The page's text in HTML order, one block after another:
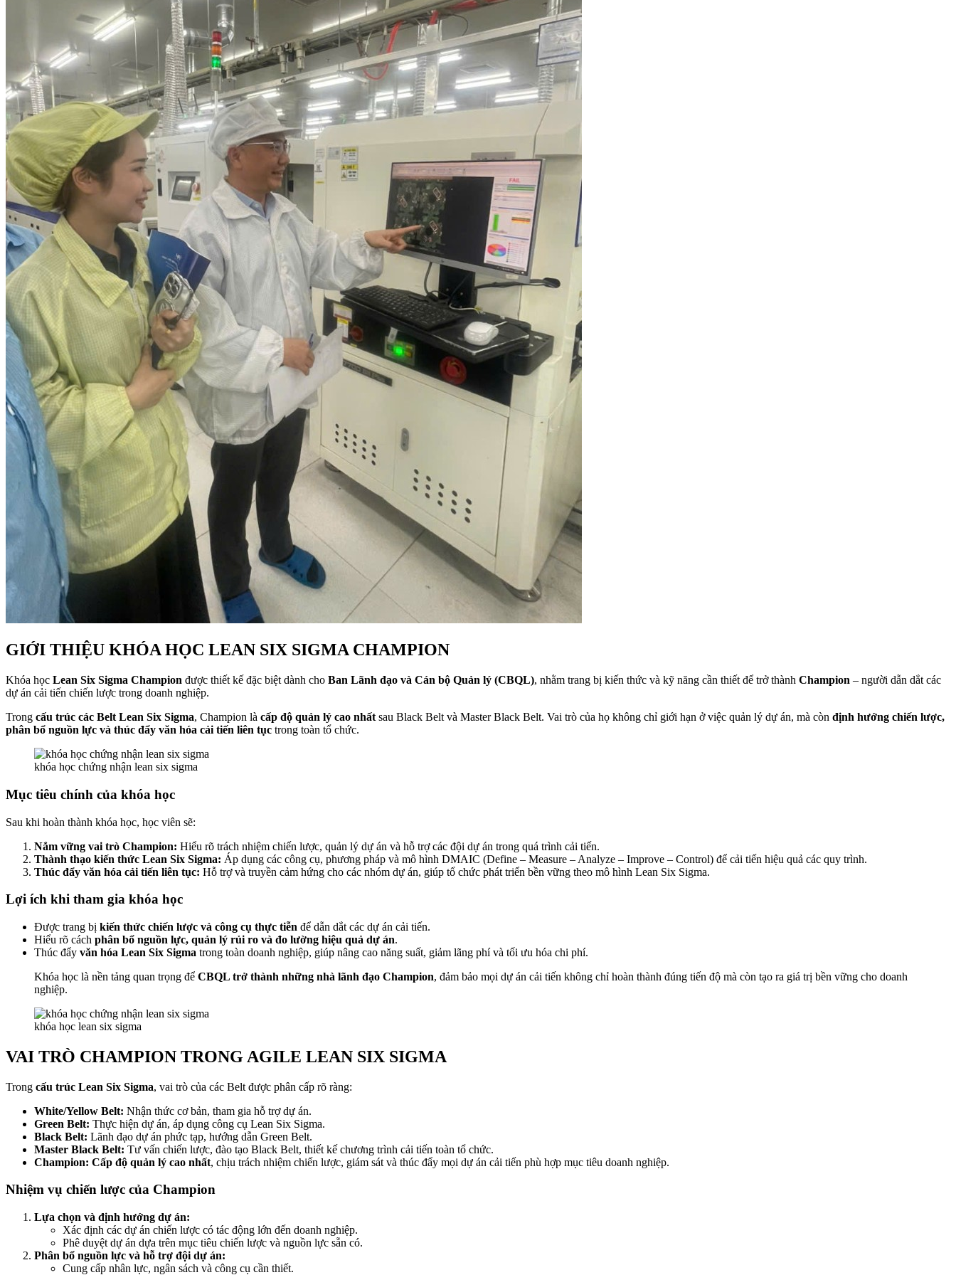
GIỚI THIỆU KHÓA HỌC LEAN SIX SIGMA CHAMPION
Khóa học Lean Six Sigma Champion được thiết kế đặc biệt dành cho Ban Lãnh đạo và Cán bộ Quản lý (CBQL), nhằm trang bị kiến thức và kỹ năng cần thiết để trở thành Champion – người dẫn dắt các
dự án cải tiến chiến lược trong doanh nghiệp.
Trong cấu trúc các Belt Lean Six Sigma, Champion là cấp độ quản lý cao nhất sau Black Belt và Master Black Belt. Vai trò của họ không chỉ giới hạn ở việc quản lý dự án, mà còn định hướng chiến lược,
phân bổ nguồn lực và thúc đẩy văn hóa cải tiến liên tục trong toàn tổ chức.
khóa học chứng nhận lean six sigma
Mục tiêu chính của khóa học
Sau khi hoàn thành khóa học, học viên sẽ:
Nắm vững vai trò Champion: Hiểu rõ trách nhiệm chiến lược, quản lý dự án và hỗ trợ các đội dự án trong quá trình cải tiến.
Thành thạo kiến thức Lean Six Sigma: Áp dụng các công cụ, phương pháp và mô hình DMAIC (Define – Measure – Analyze – Improve – Control) để cải tiến hiệu quả các quy trình.
Thúc đẩy văn hóa cải tiến liên tục: Hỗ trợ và truyền cảm hứng cho các nhóm dự án, giúp tổ chức phát triển bền vững theo mô hình Lean Six Sigma.
Lợi ích khi tham gia khóa học
Được trang bị kiến thức chiến lược và công cụ thực tiễn để dẫn dắt các dự án cải tiến.
Hiểu rõ cách phân bổ nguồn lực, quản lý rủi ro và đo lường hiệu quả dự án.
Thúc đẩy văn hóa Lean Six Sigma trong toàn doanh nghiệp, giúp nâng cao năng suất, giảm lãng phí và tối ưu hóa chi phí.
Khóa học là nền tảng quan trọng để CBQL trở thành những nhà lãnh đạo Champion, đảm bảo mọi dự án cải tiến không chỉ hoàn thành đúng tiến độ mà còn tạo ra giá trị bền vững cho doanh
nghiệp.
khóa học lean six sigma
VAI TRÒ CHAMPION TRONG AGILE LEAN SIX SIGMA
Trong cấu trúc Lean Six Sigma, vai trò của các Belt được phân cấp rõ ràng:
White/Yellow Belt: Nhận thức cơ bản, tham gia hỗ trợ dự án.
Green Belt: Thực hiện dự án, áp dụng công cụ Lean Six Sigma.
Black Belt: Lãnh đạo dự án phức tạp, hướng dẫn Green Belt.
Master Black Belt: Tư vấn chiến lược, đào tạo Black Belt, thiết kế chương trình cải tiến toàn tổ chức.
Champion: Cấp độ quản lý cao nhất, chịu trách nhiệm chiến lược, giám sát và thúc đẩy mọi dự án cải tiến phù hợp mục tiêu doanh nghiệp.
Nhiệm vụ chiến lược của Champion
Lựa chọn và định hướng dự án:
Xác định các dự án chiến lược có tác động lớn đến doanh nghiệp.
Phê duyệt dự án dựa trên mục tiêu chiến lược và nguồn lực sẵn có.
Phân bổ nguồn lực và hỗ trợ đội dự án:
Cung cấp nhân lực, ngân sách và công cụ cần thiết.